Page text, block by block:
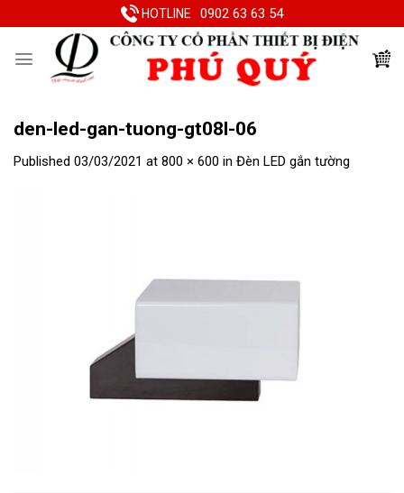
to
HOTLINE 0902 63 63 54
den-led-gan-tuong-gt08l-06
Published 03/03/2021 at 800 × 600 in Đèn LED gắn tường